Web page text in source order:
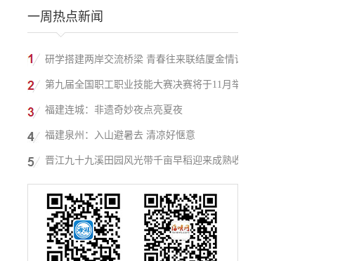
国县域发展潜力百强县”
一周热点新闻
研学搭建两岸交流桥梁 青春往来联结厦金情谊
第九届全国职工职业技能大赛决赛将于11月举
行
福建连城：非遗奇妙夜点亮夏夜
福建泉州：入山避暑去 清凉好惬意
晋江九十九溪田园风光带千亩早稻迎来成熟收
割季